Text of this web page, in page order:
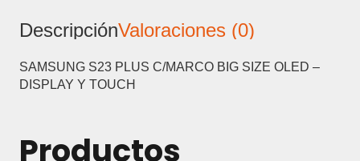
OLED
DISPLAY
Y
DescripciónValoraciones (0)
SAMSUNG S23 PLUS C/MARCO BIG SIZE OLED –
DISPLAY Y TOUCH
Productos